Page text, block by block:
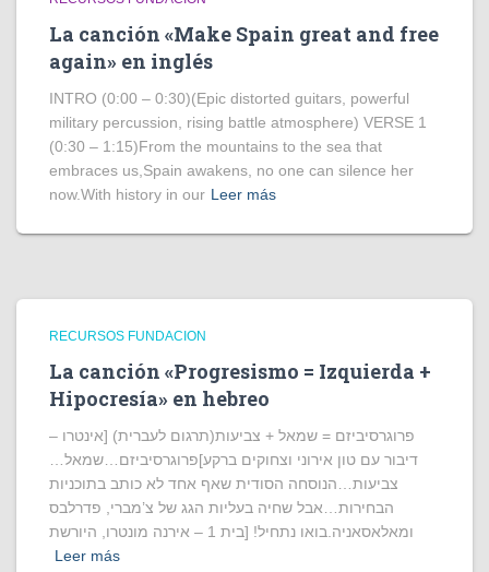
La canción «Make Spain great and free
again» en inglés
INTRO (0:00 – 0:30)(Epic distorted guitars, powerful
military percussion, rising battle atmosphere) VERSE 1
(0:30 – 1:15)From the mountains to the sea that
embraces us,Spain awakens, no one can silence her
now.With history in our Leer más
RECURSOS FUNDACION
La canción «Progresismo = Izquierda +
Hipocresía» en hebreo
פרוגרסיביזם = שמאל + צביעות(תרגום לעברית) [אינטרו –
דיבור עם טון אירוני וצחוקים ברקע]פרוגרסיביזם…שמאל…
צביעות…הנוסחה הסודית שאף אחד לא כותב בתוכניות
הבחירות…אבל שחיה בעליות הגג של צ’מברי, פדרלבס
ומאלאסאניה.בואו נתחיל! [בית 1 – אירנה מונטרו, היורשת
Leer más